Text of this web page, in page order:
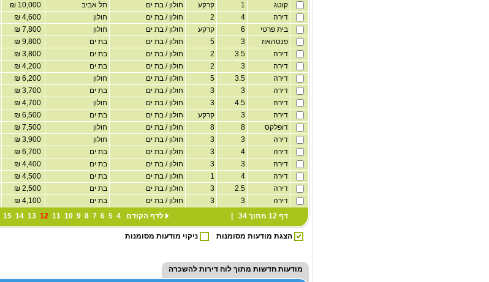
קוטג
קרקע חולון / בת ים תל אביב
דירה
חולון / בת ים חולון
בית פרטי
קרקע חולון / בת ים חולון
פנטהאוז
חולון / בת ים בת ים
דירה
חולון / בת ים בת ים
דירה
חולון / בת ים בת ים
דירה
חולון / בת ים חולון
דירה
חולון / בת ים בת ים
דירה
חולון / בת ים חולון
דירה
קרקע חולון / בת ים בת ים
דופלקס
חולון / בת ים חולון
דירה
חולון / בת ים חולון
דירה
חולון / בת ים בת ים
דירה
חולון / בת ים בת ים
דירה
חולון / בת ים בת ים
דירה
חולון / בת ים בת ים
דירה
חולון / בת ים בת ים
דף 12 מתוך 34 |
לדף הקודם 4
5
6
7
8
9
10
11
12
13
14
15
הצגת מודעות מסומנות
ניקוי מודעות מסומנות
מודעות חדשות מתוך לוח דירות להשכרה